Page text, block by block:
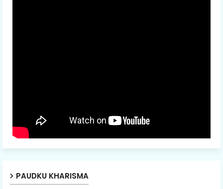
PAUDKU KHARISMA